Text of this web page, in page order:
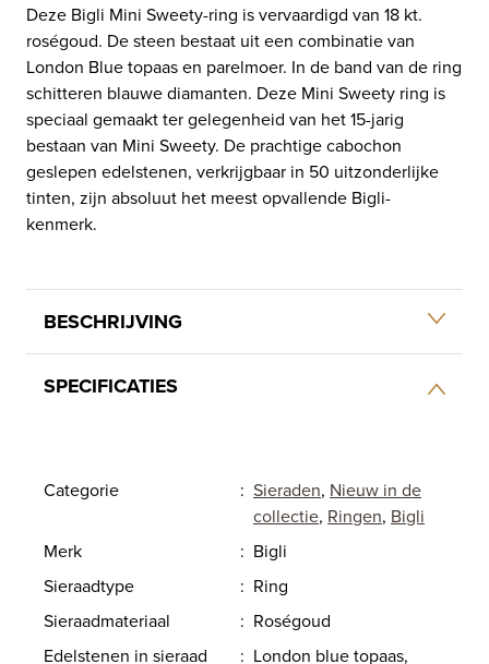
Deze Bigli Mini Sweety-ring is vervaardigd van 18 kt.
roségoud. De steen bestaat uit een combinatie van
London Blue topaas en parelmoer. In de band van de ring
schitteren blauwe diamanten. Deze Mini Sweety ring is
speciaal gemaakt ter gelegenheid van het 15-jarig
bestaan ​​van Mini Sweety. De prachtige cabochon
geslepen edelstenen, verkrijgbaar in 50 uitzonderlijke
tinten, zijn absoluut het meest opvallende Bigli-
kenmerk.
BESCHRIJVING
SPECIFICATIES
Categorie : Sieraden, Nieuw in de
collectie, Ringen, Bigli
Merk
: Bigli
Sieraadtype
: Ring
Sieraadmateriaal
: Roségoud
Edelstenen in sieraad
: London blue topaas,